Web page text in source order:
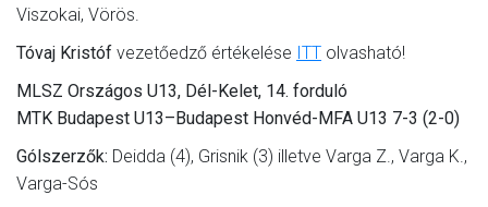
Viszokai, Vörös.
Tóvaj Kristóf vezetőedző értékelése ITT olvasható!
MLSZ Országos U13, Dél-Kelet, 14. forduló
MTK Budapest U13–Budapest Honvéd-MFA U13 7-3 (2-0)
Gólszerzők: Deidda (4), Grisnik (3) illetve Varga Z., Varga K.,
Varga-Sós